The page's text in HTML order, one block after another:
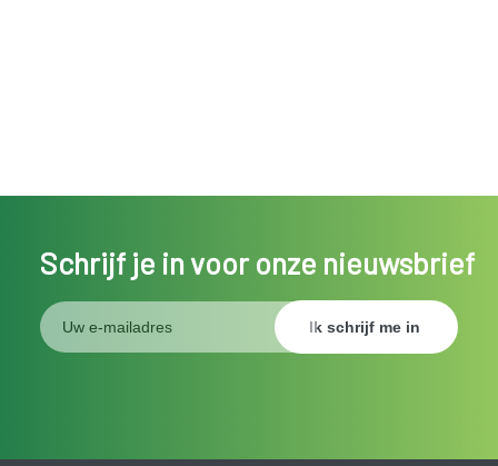
Schrijf je in voor onze nieuwsbrief